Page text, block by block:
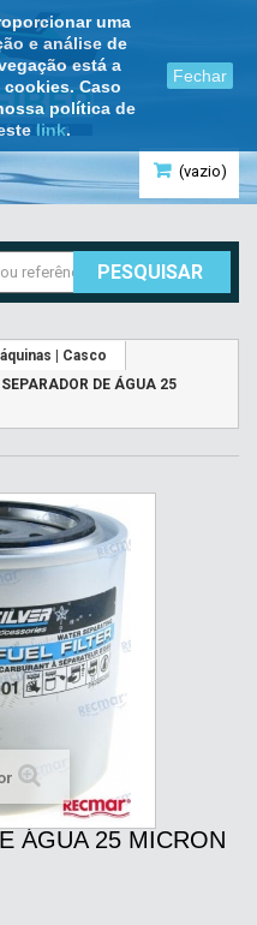
uma
e análise de
está a
Caso
política de
link.
Fechar
(vazio)
PESQUISAR
| Casco
DE ÁGUA 25
ÁGUA 25 MICRON